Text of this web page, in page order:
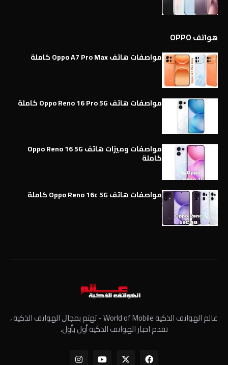
هواتف OPPO
مواصفات هاتف Oppo A7 Pro Max كاملة
مواصفات هاتف Oppo Reno 16 Pro 5G كاملة
مواصفات وميزات هاتف Oppo Reno 16 5G
كاملة
مواصفات هاتف Oppo Reno 16c 5G كاملة
عالم الهواتف الذكية World of Mobile - ﺗﻬﺘﻢ ﺑﻤﺠﺎﻝ الهواتف الذكية ،
تقدم اخبار الهواتف الذكية أول بأول،